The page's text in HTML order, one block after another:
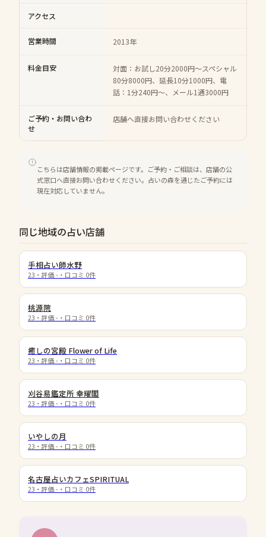
アクセス
営業時間 2013年
料金目安
対面：お試し20分2000円～スペシャル
80分8000円、延長10分1000円、電
話：1分240円～、メール1通3000円
ご予約・お問い合わ
せ
店舗へ直接お問い合わせください
こちらは店舗情報の掲載ページです。ご予約・ご相談は、店舗の公
式窓口へ直接お問い合わせください。占いの森を通じたご予約には
現在対応していません。
同じ地域の占い店舗
手相占い師水野
23 ・評価 - ・口コミ 0件
桃源院
23 ・評価 - ・口コミ 0件
癒しの宮殿 Flower of Life
23 ・評価 - ・口コミ 0件
刈谷易鑑定所 幸耀閣
23 ・評価 - ・口コミ 0件
いやしの月
23 ・評価 - ・口コミ 0件
名古屋占いカフェSPIRITUAL
23 ・評価 - ・口コミ 0件